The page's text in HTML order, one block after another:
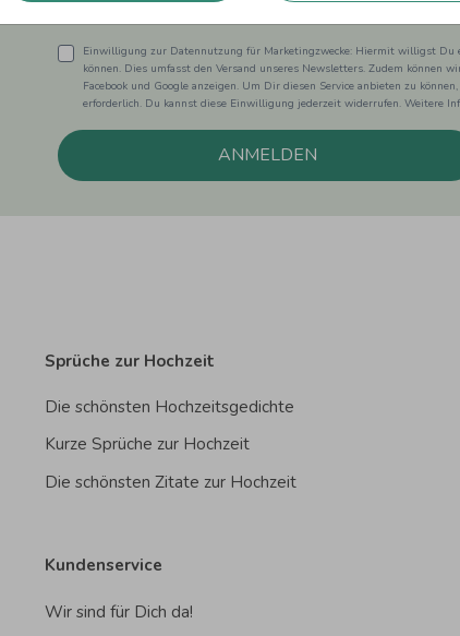
Einwilligung zur Datennutzung für Marketingzwecke: Hiermit willigst Du
können. Dies umfasst den Versand unseres Newsletters. Zudem können
Facebook und Google anzeigen. Um Dir diesen Service anbieten zu
erforderlich. Du kannst diese Einwilligung jederzeit widerrufen. Weitere
ANMELDEN
Sprüche zur Hochzeit
Die schönsten Hochzeitsgedichte
Kurze Sprüche zur Hochzeit
Die schönsten Zitate zur Hochzeit
Kundenservice
Wir sind für Dich da!